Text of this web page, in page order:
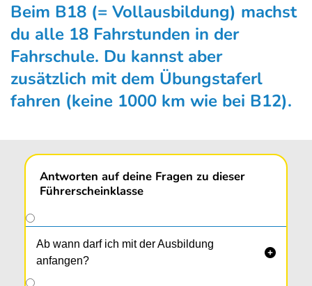
Beim B18 (= Vollausbildung) machst
du alle 18 Fahrstunden in der
Fahrschule. Du kannst aber
zusätzlich mit dem Übungs­taferl
fahren (keine 1000 km wie bei B12).
Antworten auf deine Fragen zu dieser
Führerscheinklasse
Ab wann darf ich mit der Ausbildung
anfangen?
